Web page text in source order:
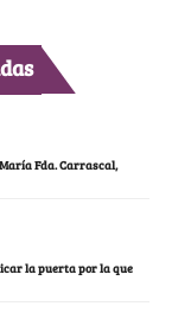
Fda. Carrascal,
la puerta por la que